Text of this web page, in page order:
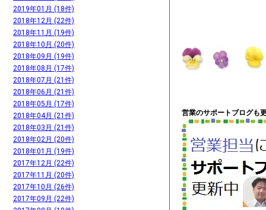
営業のサポートブログも
2019年01月 (18件)
2018年12月 (22件)
2018年11月 (19件)
2018年10月 (20件)
2018年09月 (19件)
2018年08月 (17件)
2018年07月 (21件)
2018年06月 (21件)
2018年05月 (17件)
2018年04月 (21件)
2018年03月 (21件)
2018年02月 (20件)
2018年01月 (19件)
2017年12月 (22件)
2017年11月 (20件)
2017年10月 (26件)
2017年09月 (22件)